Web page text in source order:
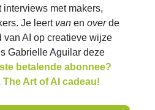
met makers,
Je leert van en overde
van AI op creatieve wijze
Gabrielle Aguilar deze
betalende abonnee?
Art of AI cadeau!